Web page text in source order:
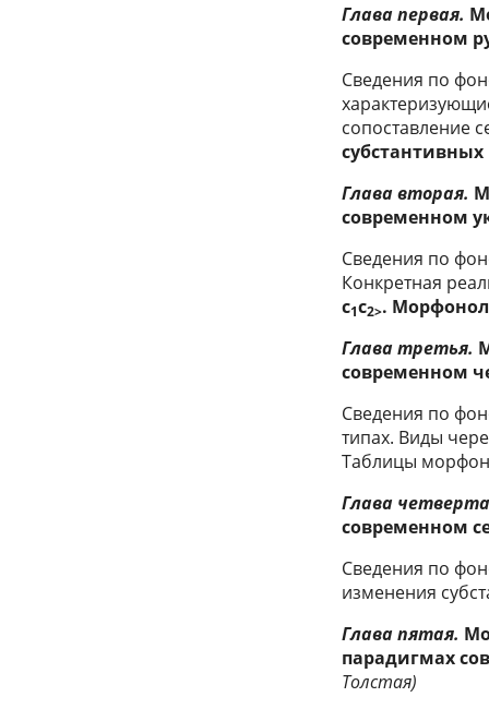
Глава первая.
современном
Сведения по
сопоставление
Глава вторая.
современном
Сведения по
Конкретная
c1c2>.
Глава третья.
современном
Сведения по
типах. Виды
Таблицы
Глава
современном
Сведения по
изменения
Глава пятая.
парадигмах
Толстая)